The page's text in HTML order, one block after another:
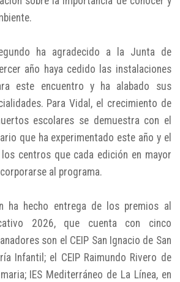
ha agradecido a la Junta de
año haya cedido las instalaciones
este encuentro y ha alabado sus
Para Vidal, el crecimiento de
escolares se demuestra con el
que ha experimentado este año y el
centros que cada edición en mayor
al programa.
ha hecho entrega de los premios al
2026, que cuenta con cinco
son el CEIP San Ignacio de San
Infantil; el CEIP Raimundo Rivero de
IES Mediterráneo de La Línea, en